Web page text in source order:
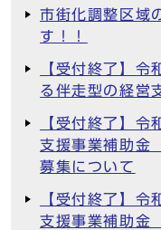
市街化調整区域
す！！
【受付終了】令
る伴走型の経営
【受付終了】
支援事業補助金
募集について
【受付終了】
支援事業補助金